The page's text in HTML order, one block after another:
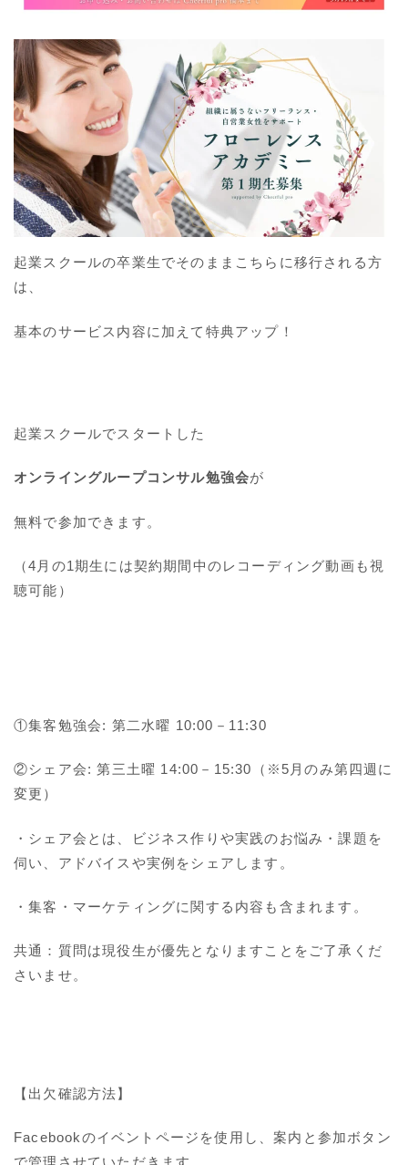
起業スクールの卒業生でそのままこちらに移行される方
は、
基本のサービス内容に加えて特典アップ！
起業スクールでスタートした
オンライングループコンサル勉強会が
無料で参加できます。
（4月の1期生には契約期間中のレコーディング動画も視
聴可能）
①集客勉強会: 第二水曜 10:00－11:30
②シェア会: 第三土曜 14:00－15:30（※5月のみ第四週に
変更）
・シェア会とは、ビジネス作りや実践のお悩み・課題を
伺い、アドバイスや実例をシェアします。
・集客・マーケティングに関する内容も含まれます。
共通：質問は現役生が優先となりますことをご了承くだ
さいませ。
【出欠確認方法】
Facebookのイベントページを使用し、案内と参加ボタン